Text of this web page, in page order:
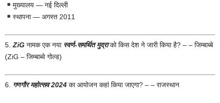
मुख्यालय — नई दिल्ली
स्थापना — अगस्त 2011
5. ZiG नामक एक नया स्वर्ण-समर्थित मुद्राको किस देश ने जारी किया है? – – जिम्बाब्बे
(ZiG – जिम्बाब्वे गोल्ड)
6. गणगौर महोत्सव 2024 का आयोजन कहां किया जाएगा? – – राजस्थान